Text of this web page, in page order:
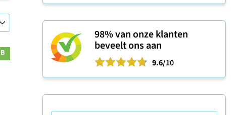
B
98%van onze klanten
beveelt ons aan
9.6/10